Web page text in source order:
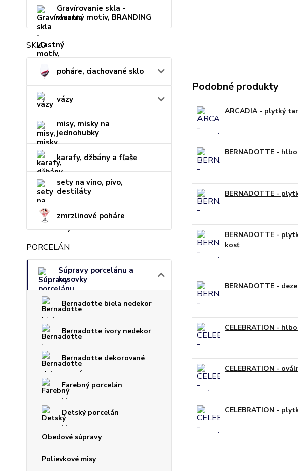
Gravírovanie skla -
vlastný motív, BRANDING
SKLO
poháre, ciachované sklo
vázy
misy, misky na
jednohubky
karafy, džbány a fľaše
sety na víno, pivo,
destiláty
zmrzlinové poháre
PORCELÁN
Súpravy porcelánu a
kusovky
Bernadotte biela nedekor
Bernadotte ivory nedekor
Bernadotte dekorované
Farebný porcelán
Detský porcelán
Obedové súpravy
Polievkové misy
Podobné produkty
ARCADIA - plytký
BERNADOTTE -
BERNADOTTE -
BERNADOTTE -
kosť
BERNADOTTE -
CELEBRATION -
CELEBRATION -
CELEBRATION -